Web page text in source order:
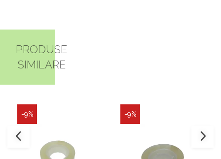
PRODUSE
SIMILARE
-9% -9%